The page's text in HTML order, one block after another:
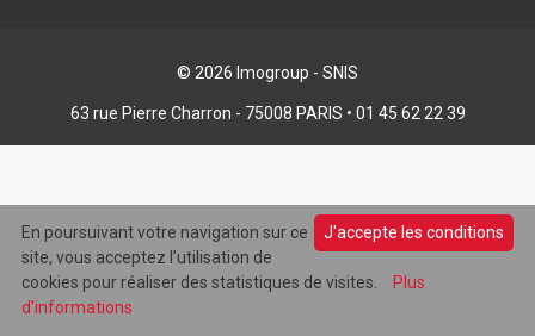
© 2026 Imogroup - SNIS
63 rue Pierre Charron - 75008 PARIS • 01 45 62 22 39
J'accepte les conditions
En poursuivant votre navigation sur ce
site, vous acceptez l’utilisation de
cookies pour réaliser des statistiques de visites.
Plus
d'informations